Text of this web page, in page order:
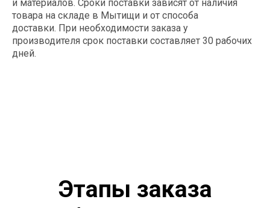
и материалов. Сроки поставки зависят от наличия
товара на складе в Мытищи и от способа
доставки. При необходимости заказа у
производителя срок поставки составляет 30 рабочих
дней.
Оставляете заявку на нашем сайте
или присылаете свое ТЗ
info@spark-s.ru